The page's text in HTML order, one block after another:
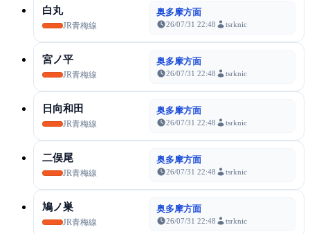
白丸
JR青梅線
奥多摩方面
26/07/31 22:48 tsrknic
宮ノ平
JR青梅線
奥多摩方面
26/07/31 22:48 tsrknic
日向和田
JR青梅線
奥多摩方面
26/07/31 22:48 tsrknic
二俣尾
JR青梅線
奥多摩方面
26/07/31 22:48 tsrknic
鳩ノ巣
JR青梅線
奥多摩方面
26/07/31 22:48 tsrknic